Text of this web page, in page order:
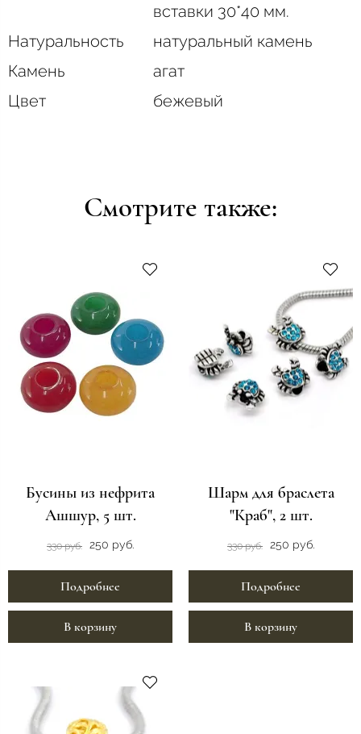
вставки 30*40 мм.
Натуральность
натуральный камень
Камень
агат
Цвет
бежевый
Смотрите также:
Бусины из нефрита
Ашшур, 5 шт.
330 руб. 250 руб.
Подробнее
В корзину
Шарм для браслета
"Краб", 2 шт.
330 руб. 250 руб.
Подробнее
В корзину